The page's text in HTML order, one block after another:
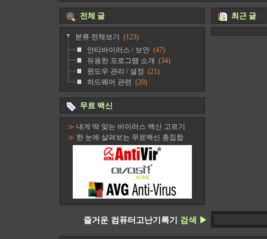
전체 글
분류 전체보기
(123)
안티바이러스 / 보안 (47)
유용한 프로그램 소개 (34)
윈도우 관리 / 설정 (21)
하드웨어 관련 (20)
무료 백신
≫ 내게 딱 맞는 바이러스 백신 고르기
≫ 한 눈에 살펴보는 무료백신 총집합
최근 글
즐거운 컴퓨터고난기록기 검색 ▶